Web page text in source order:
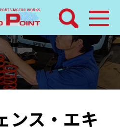
検索
ンス・エキ